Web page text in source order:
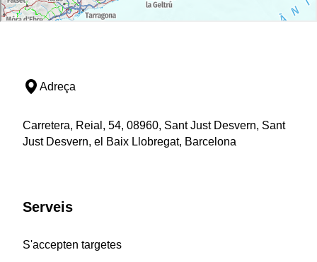
Adreça
Carretera, Reial, 54, 08960, Sant Just Desvern, Sant
Just Desvern, el Baix Llobregat, Barcelona
Serveis
S'accepten targetes